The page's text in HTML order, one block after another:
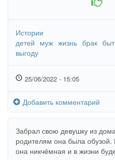
Истории
детей муж жизнь брак
выгоду
25/06/2022 - 15:05
Добавить комментарий
Забрал свою девушку из
родителям она была обузой.
она никчёмная и в жизни